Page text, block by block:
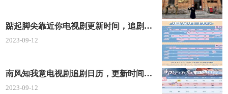
踮起脚尖靠近你电视剧更新时间，追剧日历及剧情简介
2023-09-12
南风知我意电视剧追剧日历，更新时间一览表
2023-09-12